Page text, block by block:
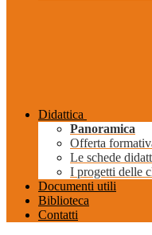
Didattica
Panoramica
Offerta
Le schede
I progetti delle
Documenti utili
Biblioteca
Contatti